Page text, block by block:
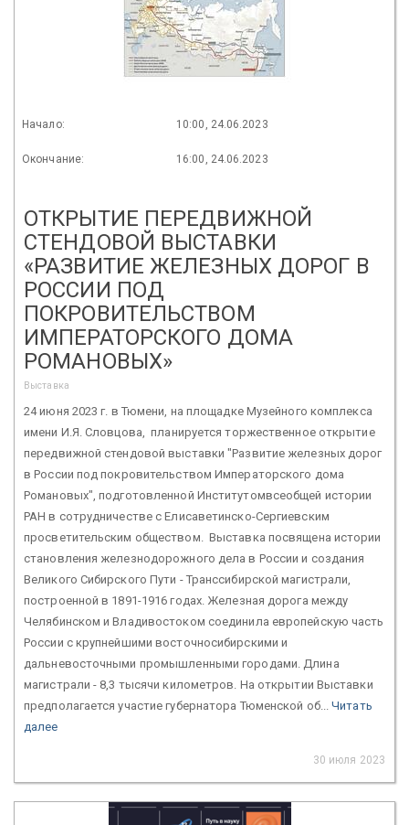
Начало: 10:00, 24.06.2023
Окончание: 16:00, 24.06.2023
ОТКРЫТИЕ ПЕРЕДВИЖНОЙ
СТЕНДОВОЙ ВЫСТАВКИ
«РАЗВИТИЕ ЖЕЛЕЗНЫХ ДОРОГ В
РОССИИ ПОД
ПОКРОВИТЕЛЬСТВОМ
ИМПЕРАТОРСКОГО ДОМА
РОМАНОВЫХ»
Выставка
24 июня 2023 г. в Тюмени, на площадке Музейного комплекса
имени И.Я. Словцова, планируется торжественное открытие
передвижной стендовой выставки "Развитие железных дорог
в России под покровительством Императорского дома
Романовых", подготовленной Институтомвсеобщей истории
РАН в сотрудничестве с Елисаветинско-Сергиевским
просветительским обществом. Выставка посвящена истории
становления железнодорожного дела в России и создания
Великого Сибирского Пути - Транссибирской магистрали,
построенной в 1891-1916 годах. Железная дорога между
Челябинском и Владивостоком соединила европейскую часть
России с крупнейшими восточносибирскими и
дальневосточными промышленными городами. Длина
магистрали - 8,3 тысячи километров. На открытии Выставки
предполагается участие губернатора Тюменской об...Читать
далее
30 июля 2023